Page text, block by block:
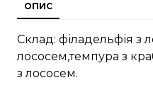
ОПИС
Склад: філадельфія з
лососем,темпура з
з лососем.